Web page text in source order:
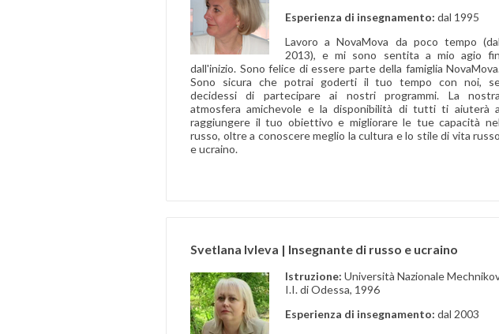
Esperienza di insegnamento: dal 1995
Lavoro a NovaMova da poco tempo (dal
2013), e mi sono sentita a mio agio fin
dall'inizio. Sono felice di essere parte della famiglia
Sono sicura che potrai goderti il tuo tempo con noi,
decidessi di partecipare ai nostri programmi. La nostra
atmosfera amichevole e la disponibilità di tutti ti aiuterà a
raggiungere il tuo obiettivo e migliorare le tue capacità nel
russo, oltre a conoscere meglio la cultura e lo stile di vita russo
e ucraino.
Svetlana Ivleva | Insegnante di russo e ucraino
Istruzione: Università Nazionale
I.I. di Odessa, 1996
Esperienza di insegnamento: dal 2003